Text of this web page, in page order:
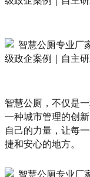
智慧公厕，不仅是
一种城市管理的创
自己的力量，让每
捷和安心的地方。